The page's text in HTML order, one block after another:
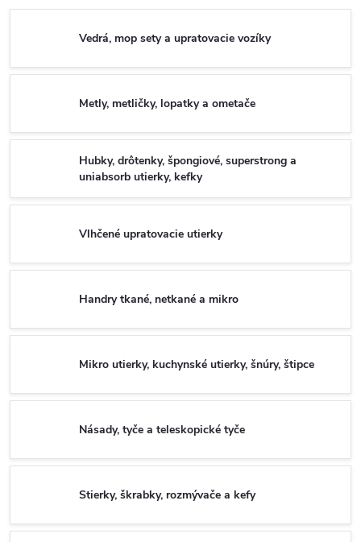
Vedrá, mop sety a upratovacie vozíky
Metly, metličky, lopatky a ometače
Hubky, drôtenky, špongiové, superstrong a
uniabsorb utierky, kefky
Vlhčené upratovacie utierky
Handry tkané, netkané a mikro
Mikro utierky, kuchynské utierky, šnúry, štipce
Násady, tyče a teleskopické tyče
Stierky, škrabky, rozmývače a kefy